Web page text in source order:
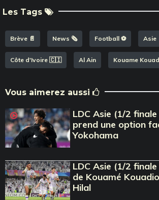
Les Tags
Brève 📄 News 🗞️ Football ⚽️ Asie
Côte d'Ivoire 🇨🇮 Al Ain Kouame
Vous aimerez aussi
LDC Asie (1/2
prend une option
Yokohama
LDC Asie (1/2
de Kouamé
Hilal